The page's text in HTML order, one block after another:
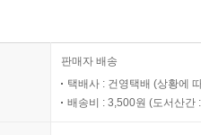
판매자 배송
택배사 : 건영택배 (상황에
배송비 : 3,500원 (도서산간